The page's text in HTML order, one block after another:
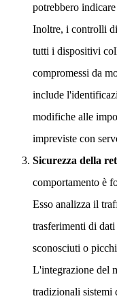
potrebbero
Inoltre, i controlli
tutti i dispositivi
compromessi da
include
modifiche alle
impreviste con
Sicurezza della
comportamento è
Esso analizza il
trasferimenti di
sconosciuti o
L'integrazione del
tradizionali sistemi